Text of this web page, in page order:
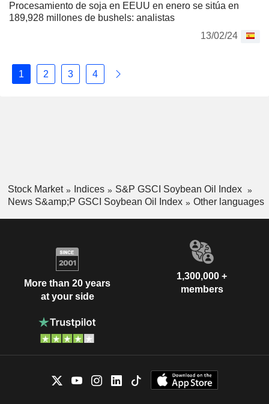
Procesamiento de soja en EEUU en enero se sitúa en
189,928 millones de bushels: analistas
13/02/24
1 2 3 4
Stock Market Indices
S&P GSCI Soybean Oil Index
News S&amp;P GSCI Soybean Oil Index
Other languages
More than 20 years
at your side
1,300,000 +
members